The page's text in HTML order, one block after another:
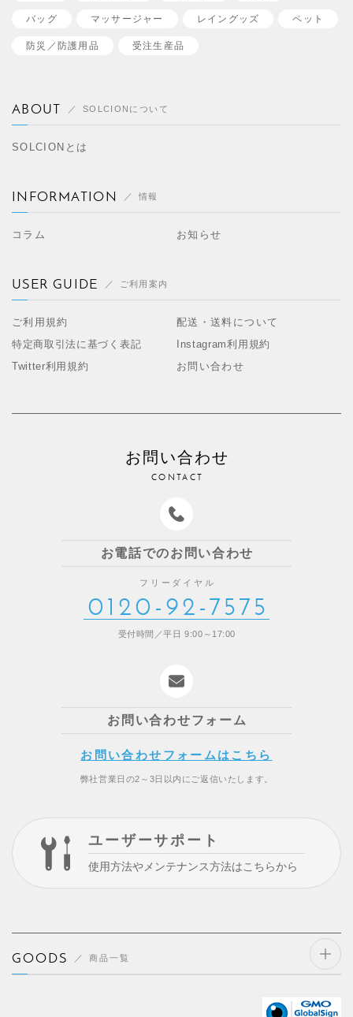
バッグ マッサージャー レイングッズ ペット
防災／ 防護用品 受注生産品
ABOUT SOLCIONについて
SOLCIONとは
INFORMATION 情報
コラム お知らせ
USER GUIDE ご利用案内
ご利用規約
配送・送料について
特定商取引法に基づく表記
Instagram利用規約
Twitter利用規約
お問い合わせ
お問い合わせ
CONTACT
お電話でのお問い合わせ
フリーダイヤル
0120-92-7575
受付時間／平日 9:00～17:00
お問い合わせフォーム
お問い合わせフォームはこちら
弊社営業日の2～3日以内にご返信いたします。
ユーザーサポート
使用方法やメンテナンス方法はこちらから
GOODS 商品一覧